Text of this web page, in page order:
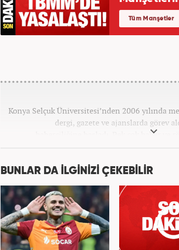
Konya Selçuk Üniversitesi’nden 2006 yılında
dergi, gazete ve ajanslarda görev
haberciliğine başladı. Pek çok haber ve
Haber7.com’da 7 yıldır
BUNLAR DA İLGİNİZİ ÇEKEBİLİR